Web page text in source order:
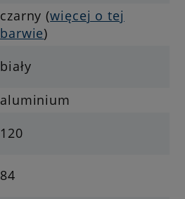
czarny (więcej o tej
barwie)
biały
aluminium
120
84